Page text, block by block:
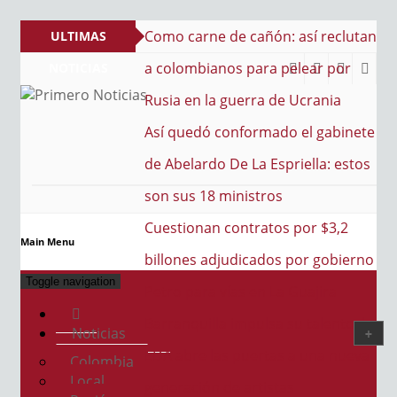
ULTIMAS
cañón: así reclutan
de Ucrania
en La Guajira
su talento: la
a una nueva
artistas
PRIMERO NOTICIAS
El mejor portal web de noticias de Barranquilla
Main Menu
Toggle navigation
Noticias
Colombia
Local